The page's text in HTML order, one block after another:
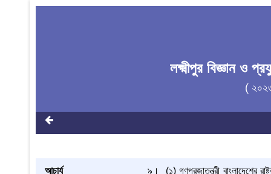
লক্ষ্মীপুর বিজ্ঞান ও
(
আচার্য
৯। (১) গণপ্রজাতন্ত্রী বাংলাদেশের